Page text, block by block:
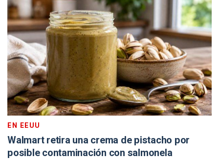
EN EEUU
Walmart retira una crema de pistacho por
posible contaminación con salmonela